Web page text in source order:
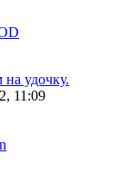
удочку.
11:09